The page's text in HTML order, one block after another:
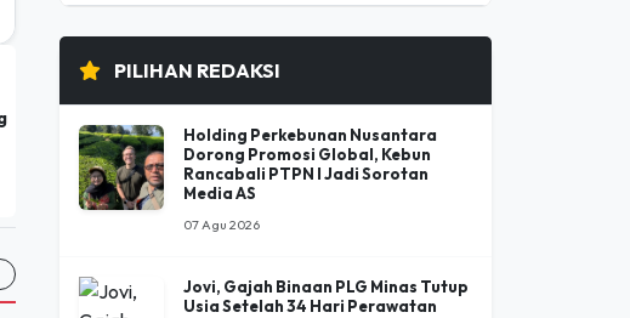
Holding Perkebunan Nusantara
Media AS
07 Agu 2026
Jovi, Gajah Binaan PLG Minas Tutup
05 Agu 2026